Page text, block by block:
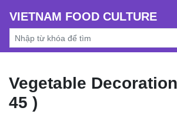
VIETNAM FOOD CULTURE
Vegetable
45 )